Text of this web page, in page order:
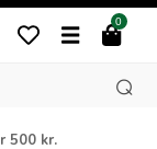
0
500 kr.